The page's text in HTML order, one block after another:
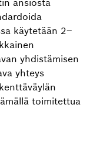
ansiosta
käytetään 2–
yhdistämisen
yhteys
toimitettua